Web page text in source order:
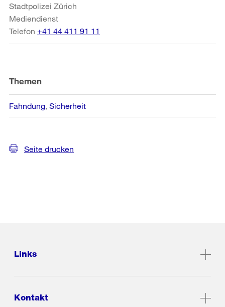
Stadtpolizei Zürich
Mediendienst
Telefon +41 44 411 91 11
Themen
Fahndung Sicherheit
Seite drucken
Links
Kontakt